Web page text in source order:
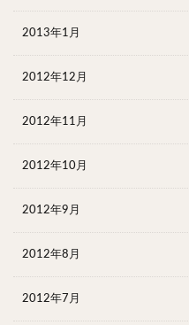
2013年1月
2012年12月
2012年11月
2012年10月
2012年9月
2012年8月
2012年7月